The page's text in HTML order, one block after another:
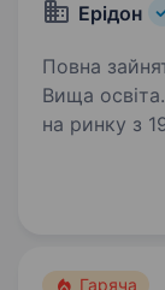
Ерідон
Повна
Вища освіта. Компанія «Ерідон» працює
на ринку з
польових…
Гаряча